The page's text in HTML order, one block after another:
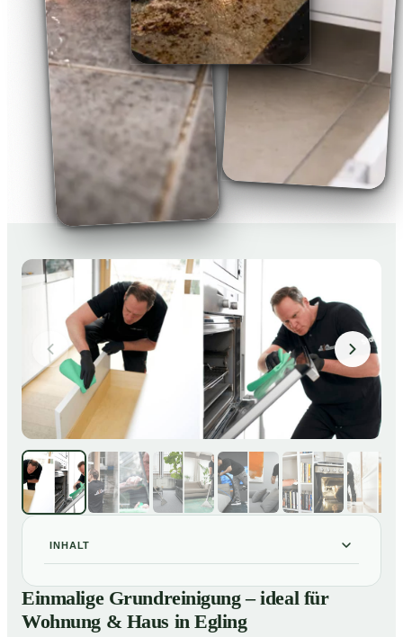
INHALT
Einmalige Grundreinigung – ideal für Wohnung & Haus
in Egling
Einmalige Grundreinigung – ideal für
Wohnung & Haus in Egling